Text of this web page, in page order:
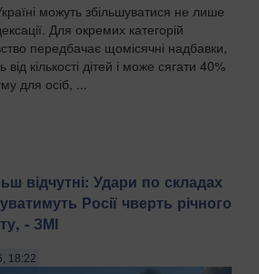
можуть збільшуватися не лише
Для окремих категорій
передбачає щомісячні надбавки,
кількості дітей і може сягати 40%
для осіб, ...
відчутні: Удари по складах
Росії чверть річного
- ЗМІ
18:22